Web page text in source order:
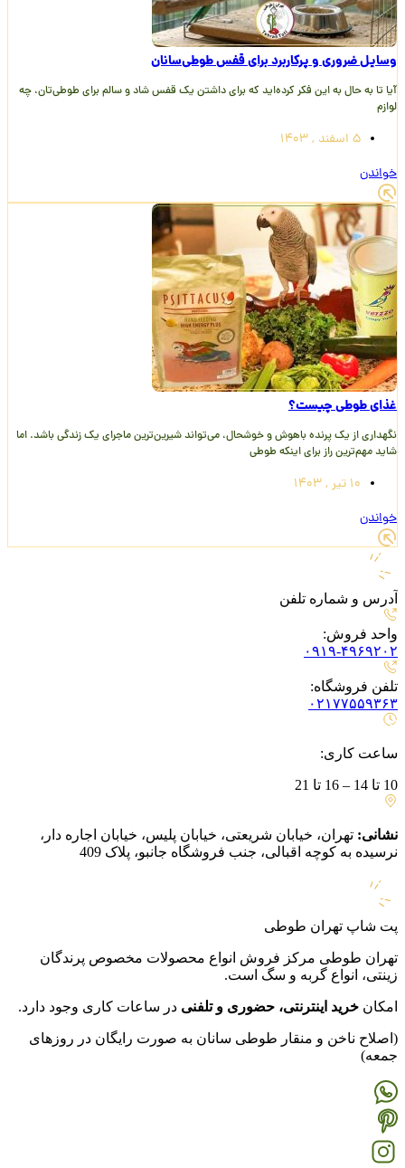
وسایل ضروری و پرکاربرد برای قفس طوطی‌سانان
آیا تا به حال به این فکر کرده‌اید که برای داشتن یک قفس شاد و سالم برای طوطی‌تان، چه
لوازم
5 اسفند , 1403
خواندن
غذای طوطی چیست؟
نگهداری از یک پرنده باهوش و خوشحال، می‌تواند شیرین‌ترین ماجرای یک زندگی باشد. اما
شاید مهم‌ترین راز برای اینکه طوطی
10 تیر , 1403
خواندن
آدرس و شماره تلفن
واحد فروش:
۰۹۱۹-۴۹۶۹۲۰۲
تلفن فروشگاه:
۰۲۱۷۷۵۵۹۳۶۳
ساعت کاری:
10 تا 14 – 16 تا 21
نشانی: تهران، خیابان شریعتی، خیابان پلیس، خیابان اجاره دار،
نرسیده به کوچه اقبالی، جنب فروشگاه جانبو، پلاک 409
پت شاپ تهران طوطی
تهران طوطی مرکز فروش انواع محصولات مخصوص پرندگان
زینتی، انواع گربه و سگ است.
امکان خرید اینترنتی، حضوری و تلفنی در ساعات کاری وجود دارد.
(اصلاح ناخن و منقار طوطی سانان به صورت رایگان در روزهای
جمعه)